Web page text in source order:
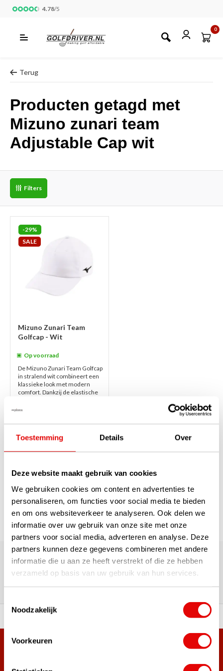
Toestemming Details Over
Deze website maakt gebruik van cookies
We gebruiken cookies om content en advertenties te
personaliseren, om functies voor social media te bieden
en om ons websiteverkeer te analyseren. Ook delen we
informatie over uw gebruik van onze site met onze
partners voor social media, adverteren en analyse. Deze
partners kunnen deze gegevens combineren met andere
informatie die u aan ze heeft verstrekt of die ze hebben
verzameld op basis van uw gebruik van hun services.
Noodzakelijk
Voorkeuren
4.78/5
0
Terug
Producten getagd met
Mizuno zunari team
Adjustable Cap wit
Filters
-29%
SALE
Mizuno Zunari Team
Golfcap - Wit
Op voorraad
De Mizuno Zunari Team Golfcap
in stralend wit combineert een
klassieke look met modern
comfort. Dankzij de elastische
polyeste...
€24,95
Pagina 1 van 1
180.000+ Klanten | 5.000+ Reviews | Trusted Shops, TrustPilot,
Google
Reviews: Onze klanten aan het
woord
Vóór 15:00 besteld,